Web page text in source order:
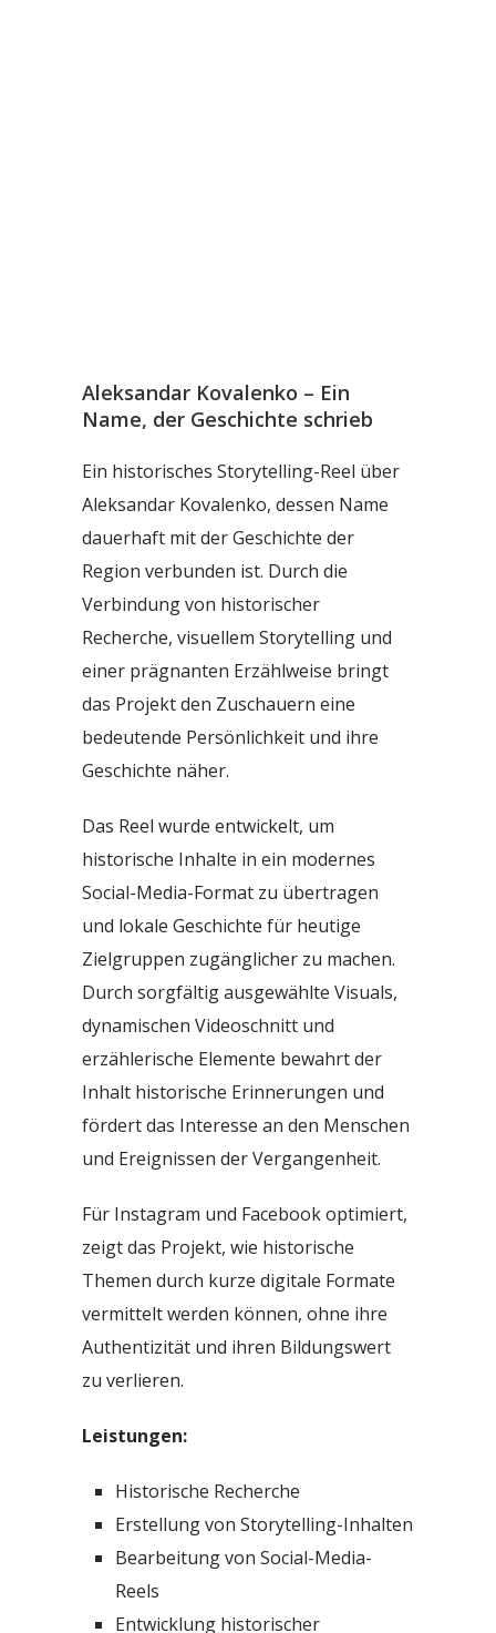
Aleksandar Kovalenko – Ein
Name, der Geschichte schrieb
Ein historisches Storytelling-Reel über
Aleksandar Kovalenko, dessen Name
dauerhaft mit der Geschichte der
Region verbunden ist. Durch die
Verbindung von historischer
Recherche, visuellem Storytelling und
einer prägnanten Erzählweise bringt
das Projekt den Zuschauern eine
bedeutende Persönlichkeit und ihre
Geschichte näher.
Das Reel wurde entwickelt, um
historische Inhalte in ein modernes
Social-Media-Format zu übertragen
und lokale Geschichte für heutige
Zielgruppen zugänglicher zu machen.
Durch sorgfältig ausgewählte Visuals,
dynamischen Videoschnitt und
erzählerische Elemente bewahrt der
Inhalt historische Erinnerungen und
fördert das Interesse an den Menschen
und Ereignissen der Vergangenheit.
Für Instagram und Facebook optimiert,
zeigt das Projekt, wie historische
Themen durch kurze digitale Formate
vermittelt werden können, ohne ihre
Authentizität und ihren Bildungswert
zu verlieren.
Leistungen:
Historische Recherche
Erstellung von Storytelling-Inhalten
Bearbeitung von Social-Media-
Reels
Entwicklung historischer